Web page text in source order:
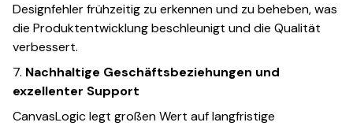
Designfehler frühzeitig zu erkennen und zu beheben, was
die Produktentwicklung beschleunigt und die Qualität
verbessert.
7. Nachhaltige Geschäftsbeziehungen und
exzellenter Support
CanvasLogic legt großen Wert auf langfristige